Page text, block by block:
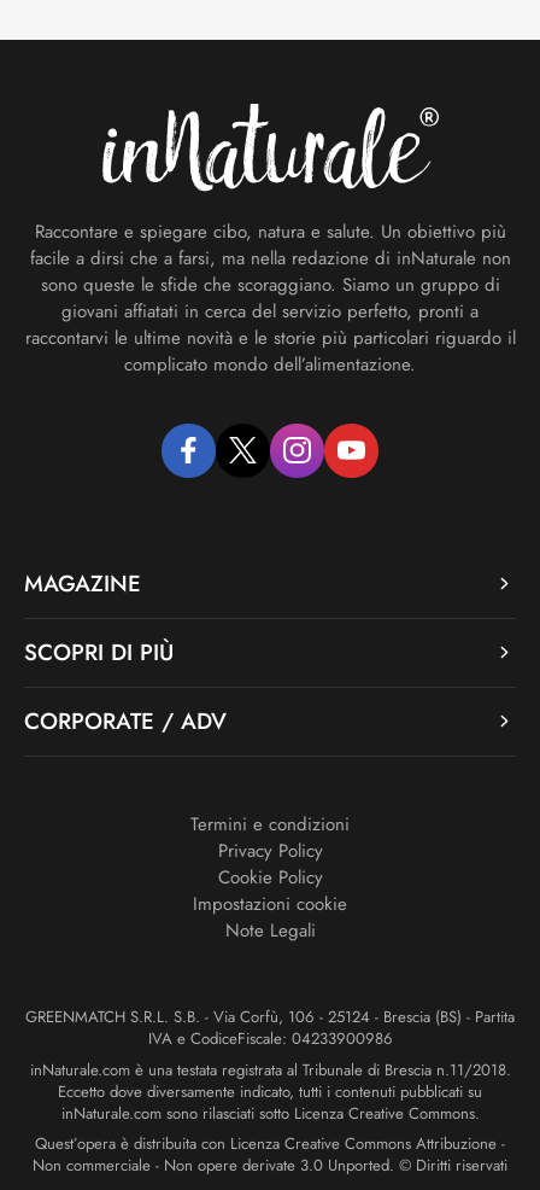
Raccontare e spiegare cibo, natura e salute. Un obiettivo più
facile a dirsi che a farsi, ma nella redazione di inNaturale non
sono queste le sfide che scoraggiano. Siamo un gruppo di
giovani affiatati in cerca del servizio perfetto, pronti a
raccontarvi le ultime novità e le storie più particolari riguardo il
complicato mondo dell’alimentazione.
facebooktwitter instagramyoutube
MAGAZINE
SCOPRI DI PIÙ
CORPORATE / ADV
Termini e condizioni
Privacy Policy
Cookie Policy
Impostazioni cookie
Note Legali
GREENMATCH S.R.L. S.B. - Via Corfù, 106 - 25124 - Brescia (BS) - Partita
IVA e CodiceFiscale: 04233900986
inNaturale.com è una testata registrata al Tribunale di Brescia n.11/2018.
Eccetto dove diversamente indicato, tutti i contenuti pubblicati su
inNaturale.com sono rilasciati sotto Licenza Creative Commons.
Quest’opera è distribuita con Licenza Creative Commons Attribuzione -
Non commerciale - Non opere derivate 3.0 Unported. © Diritti riservati